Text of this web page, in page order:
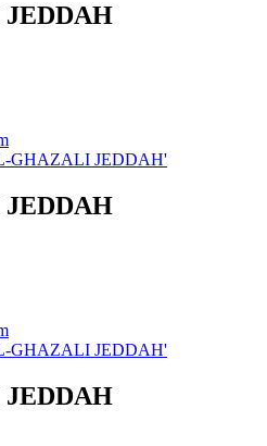
GHAZALI JEDDAH'
GHAZALI JEDDAH'